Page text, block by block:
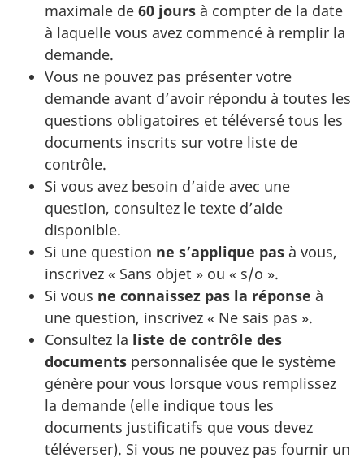
maximale de 60 jours à compter de la date
à laquelle vous avez commencé à remplir la
demande.
Vous ne pouvez pas présenter votre
demande avant d’avoir répondu à toutes les
questions obligatoires et téléversé tous les
documents inscrits sur votre liste de
contrôle.
Si vous avez besoin d’aide avec une
question, consultez le texte d’aide
disponible.
Si une question ne s’applique pas à vous,
inscrivez « Sans objet » ou « s/o ».
Si vous ne connaissez pas la réponse à
une question, inscrivez « Ne sais pas ».
Consultez la liste de contrôle des
documents personnalisée que le système
génère pour vous lorsque vous remplissez
la demande (elle indique tous les
documents justificatifs que vous devez
téléverser). Si vous ne pouvez pas fournir un